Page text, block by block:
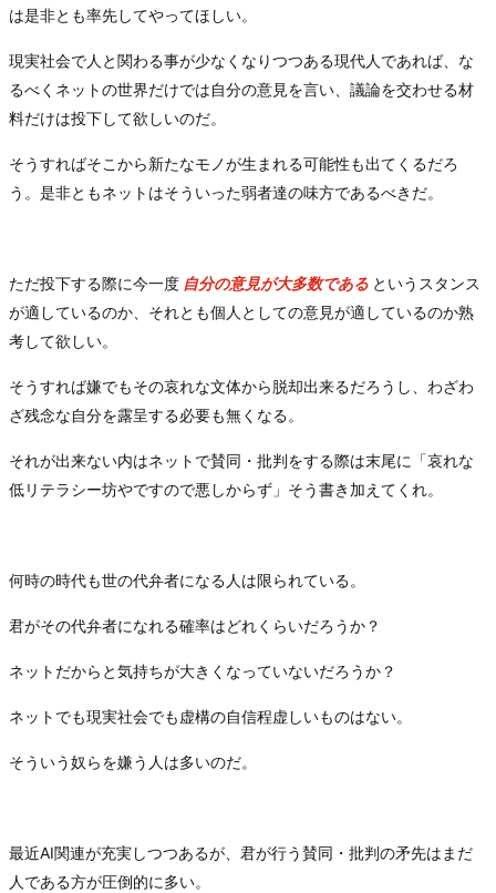
は是非とも率先してやってほしい。
現実社会で人と関わる事が少なくなりつつある現代人であれば、な
るべくネットの世界だけでは自分の意見を言い、議論を交わせる材
料だけは投下して欲しいのだ。
そうすればそこから新たなモノが生まれる可能性も出てくるだろ
う。是非ともネットはそういった弱者達の味方であるべきだ。
ただ投下する際に今一度 自分の意見が大多数である というスタンス
が適しているのか、それとも個人としての意見が適しているのか熟
考して欲しい。
そうすれば嫌でもその哀れな文体から脱却出来るだろうし、わざわ
ざ残念な自分を露呈する必要も無くなる。
それが出来ない内はネットで賛同・批判をする際は末尾に「哀れな
低リテラシー坊やですので悪しからず」そう書き加えてくれ。
何時の時代も世の代弁者になる人は限られている。
君がその代弁者になれる確率はどれくらいだろうか？
ネットだからと気持ちが大きくなっていないだろうか？
ネットでも現実社会でも虚構の自信程虚しいものはない。
そういう奴らを嫌う人は多いのだ。
最近AI関連が充実しつつあるが、君が行う賛同・批判の矛先はまだ
人である方が圧倒的に多い。